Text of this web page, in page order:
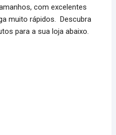
com excelentes
muito rápidos. Descubra
para a sua loja abaixo.